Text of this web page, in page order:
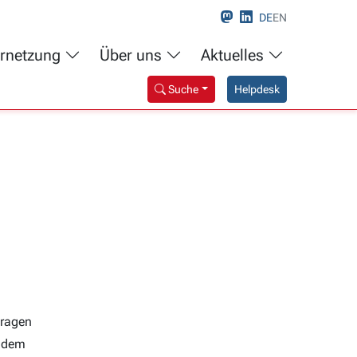
DEEN
Über uns Aktuelles
Suche Helpdesk